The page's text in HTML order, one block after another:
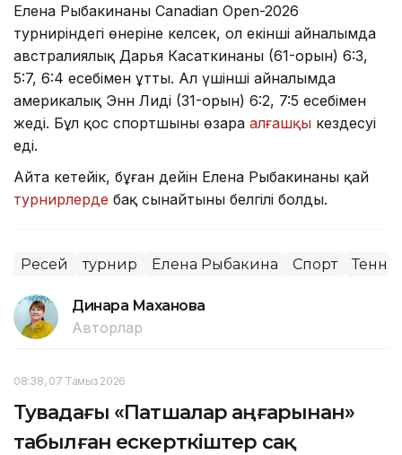
Елена Рыбакинаның Canadian Open-2026
турниріндегі өнеріне келсек, ол екінші айналымда
австралиялық Дарья Касаткинаны (61-орын) 6:3,
5:7, 6:4 есебімен ұтты. Ал үшінші айналымда
америкалық Энн Лиді (31-орын) 6:2, 7:5 есебімен
жеңді. Бұл қос спортшының өзара алғашқы кездесуі
еді.
Айта кетейік, бұған дейін Елена Рыбакинаның қай
турнирлерде бақ сынайтыны белгілі болды.
Ресей турнир Елена Рыбакина Спорт
Динара Маханова
Авторлар
08:38, 07 Тамыз 2026
Тувадағы «Патшалар аңғарынан»
табылған ескерткіштер сақ